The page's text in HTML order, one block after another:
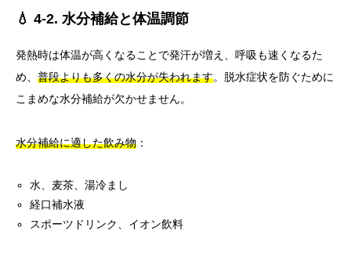
💧 4-2. 水分補給と体温調節
発熱時は体温が高くなることで発汗が増え、呼吸も速くなるた
め、 普段よりも多くの水分が失われます。脱水症状を防ぐために
こまめな水分補給が欠かせません。
水分補給に適した飲み物 ：
水、麦茶、湯冷まし
経口補水液
スポーツドリンク、イオン飲料